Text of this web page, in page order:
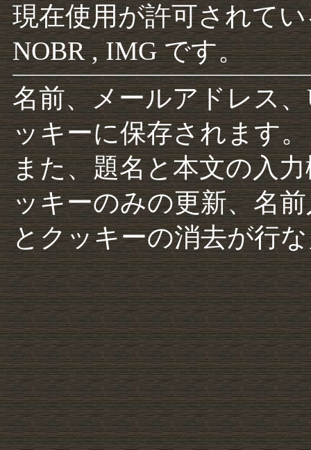
現在使用が許可されて
NOBR , IMG です。
名前、メールアドレス
ッキーに保存されます。
また、題名と本文の入
ッキーのみの更新、名
とクッキーの消去が行